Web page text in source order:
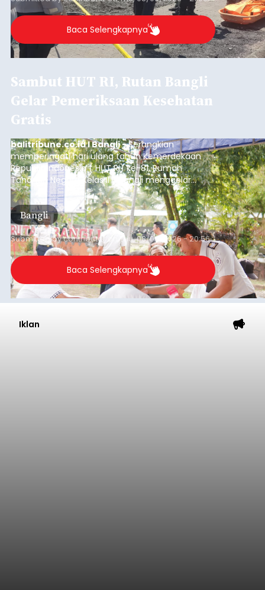
Baca Selengkapnya
Sambut HUT RI, Rutan Bangli
Gelar Pemeriksaan Kesehatan
Gratis
balitribune.co.id I Bangli -Serangkian
memperingati hari ulang tahun Kemerdekaan
Republik Indonesia ( HUT RI) ke-81, Rumah
Tahanan Negara Kelas II B Bangli menggelar
kegiatan pemeriksaan kesehatan gratis, Rabu
(6/8/2026).
Bangli
Submitted bycontributor Thu, 08/06/2026 - 20:56
Baca Selengkapnya
Iklan